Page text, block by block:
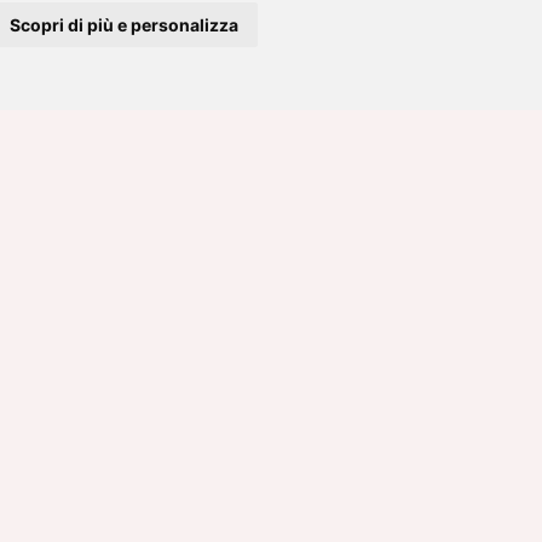
Scopri di più e personalizza